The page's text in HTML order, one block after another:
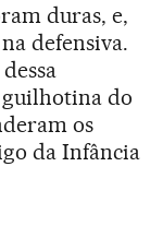
duras, e,
defensiva.
guilhotina do
os
da Infância